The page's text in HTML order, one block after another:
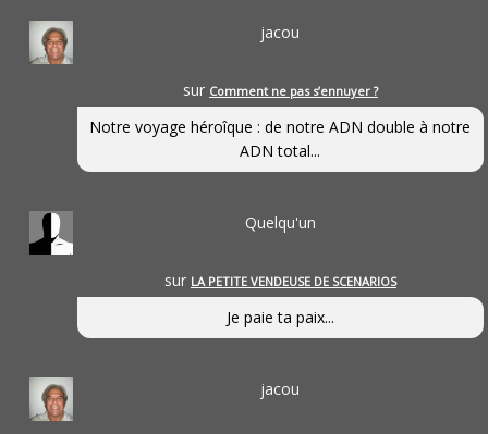
jacou
sur Comment ne pas s’ennuyer ?
Notre voyage héroîque : de notre ADN double à notre
ADN total...
Quelqu'un
sur LA PETITE VENDEUSE DE SCENARIOS
Je paie ta paix...
jacou